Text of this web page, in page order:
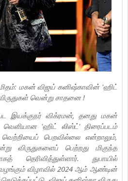
மகன் விஜய் கனிஷ்காவின் 'ஹிட்
வென்று சாதனை !
இயக்குநர் விக்ரமன், தனது மகன்
வெளியான 'ஹிட் லிஸ்ட்' திரைப்படம்
பெறவில்லை என்றாலும்,
விருதுகளைப் பெற்றது மிகுந்த
தெரிவித்துள்ளார். துபாயில்
வழங்கும் விழாவில் 2024 ஆம் ஆண்டின்